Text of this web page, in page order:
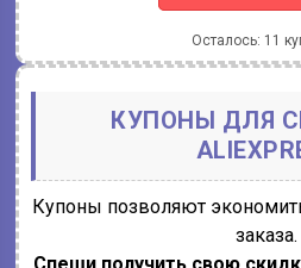
Осталось: 11
КУПОНЫ ДЛЯ
Купоны позволяют
заказа.